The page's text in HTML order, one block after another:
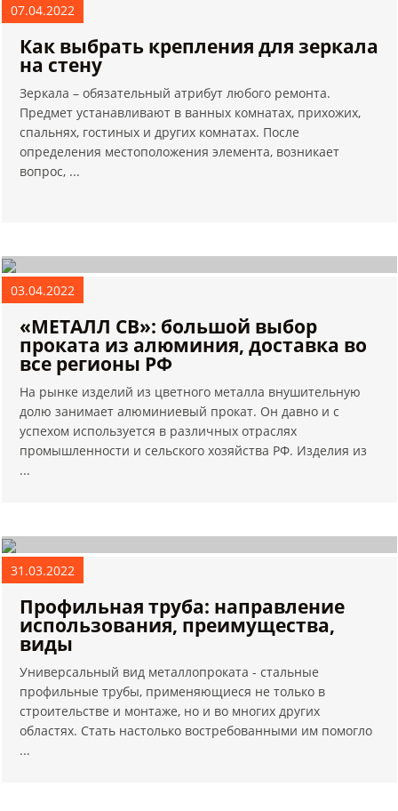
07.04.2022
Как выбрать крепления для зеркала
на стену
Зеркала – обязательный атрибут любого ремонта.
Предмет устанавливают в ванных комнатах, прихожих,
спальнях, гостиных и других комнатах. После
определения местоположения элемента, возникает
вопрос, ...
03.04.2022
«МЕТАЛЛ СВ»: большой выбор
проката из алюминия, доставка во
все регионы РФ
На рынке изделий из цветного металла внушительную
долю занимает алюминиевый прокат. Он давно и с
успехом используется в различных отраслях
промышленности и сельского хозяйства РФ. Изделия из
...
31.03.2022
Профильная труба: направление
использования, преимущества,
виды
Универсальный вид металлопроката - стальные
профильные трубы, применяющиеся не только в
строительстве и монтаже, но и во многих других
областях. Стать настолько востребованными им помогло
...